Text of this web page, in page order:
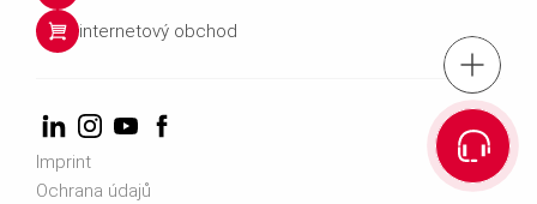
tel.: +420 604
Vyhledat kontakt na
internetový obchod
Imprint
Ochrana údajů